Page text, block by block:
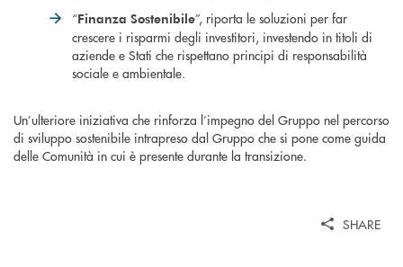
“Finanza Sostenibile”, riporta le soluzioni per far
crescere i risparmi degli investitori, investendo in titoli di
aziende e Stati che rispettano principi di responsabilità
sociale e ambientale.
Un’ulteriore iniziativa che rinforza l’impegno del Gruppo nel percorso
di sviluppo sostenibile intrapreso dal Gruppo che si pone come guida
delle Comunità in cui è presente durante la transizione.
SHARE